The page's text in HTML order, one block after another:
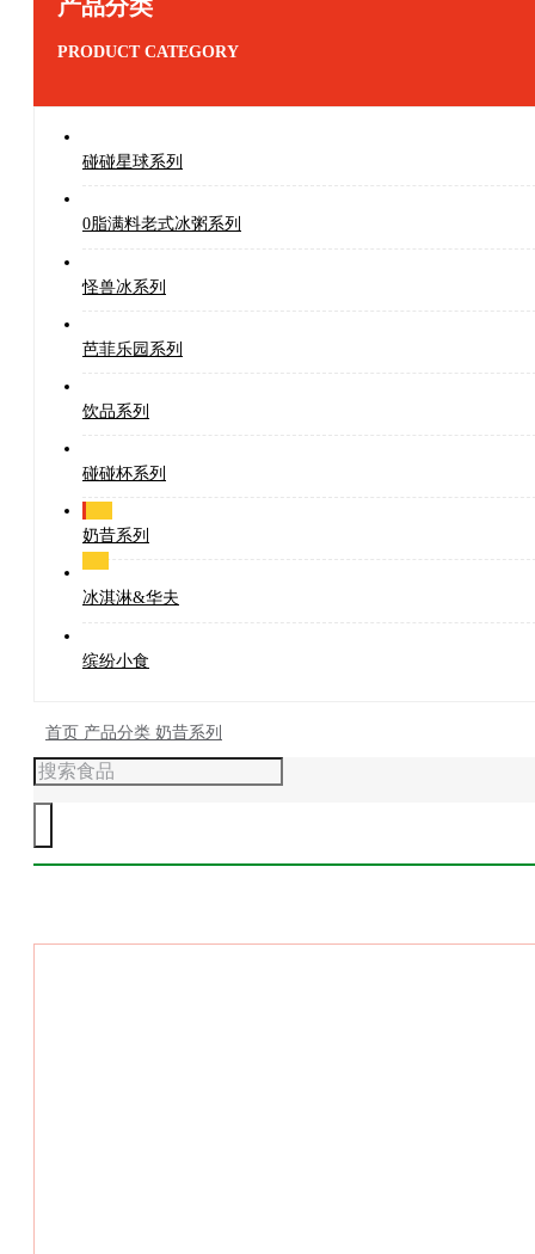
产品分类
PRODUCT CATEGORY
碰碰星球系列
0脂满料老式冰粥系列
怪兽冰系列
芭菲乐园系列
饮品系列
碰碰杯系列
奶昔系列
冰淇淋&华夫
缤纷小食
首页 产品分类 奶昔系列